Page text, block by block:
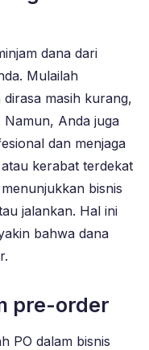
dana dari
Mulailah
masih kurang,
Anda juga
dan menjaga
kerabat terdekat
bisnis
jalankan. Hal ini
bahwa dana
pre-order
PO dalam bisnis